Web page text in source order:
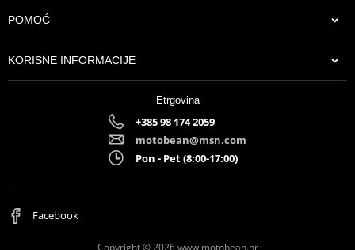
POMOĆ
KORISNE INFORMACIJE
Etrgovina
+385 98 174 2059
motobean@msn.com
Pon - Pet (8:00-17:00)
Facebook